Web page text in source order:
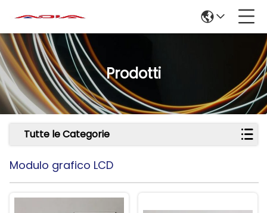
Prodotti
Tutte le Categorie
Modulo grafico LCD